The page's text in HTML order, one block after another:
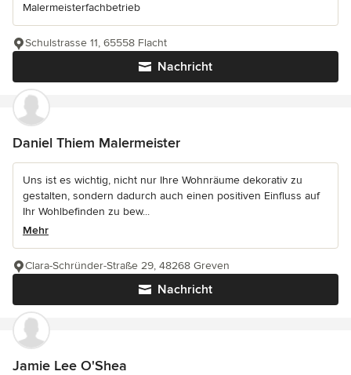
Malermeisterfachbetrieb
Nachricht
Schulstrasse 11, 65558 Flacht
Daniel Thiem Malermeister
Uns ist es wichtig, nicht nur Ihre Wohnräume dekorativ zu
gestalten, sondern dadurch auch einen positiven Einfluss auf
Ihr Wohlbefinden zu bew...
Mehr
Nachricht
Clara-Schründer-Straße 29, 48268 Greven
Jamie Lee O'Shea